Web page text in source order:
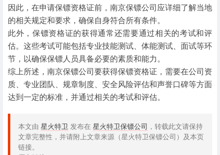
因此，在申请保镖资格证前，南京保镖公司应详细了解当地
的相关规定和要求，确保自身符合所有条件。
此外，保镖资格证的获得通常还需要通过相关的考试和评
估。这些考试可能包括专业技能测试、体能测试、面试等环
节，以确保保镖人员具备必要的素质和能力。
综上所述，南京保镖公司要获得保镖资格证，需要在公司资
质、专业团队、规章制度、安全风险评估和声誉口碑等方面
达到一定的标准，并通过相关的考试和评估。
本文由 星火特卫 发布在 星火特卫保镖公司 ，转载此文请保持
文章完整性，并请附上文章来源（星火特卫保镖公司）及本页
链接。